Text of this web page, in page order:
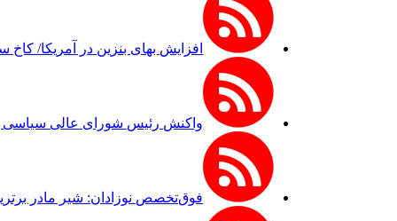
افزایش بهای بنزین در آمریکا/
واکنش رئیس شورای عالی سیاسی
فوق‌تخصص نوزادان: شیر مادر